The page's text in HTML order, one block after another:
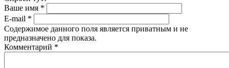
Ваше имя *
E-mail *
Содержимое данного поля является приватным и не
предназначено для показа.
Комментарий *